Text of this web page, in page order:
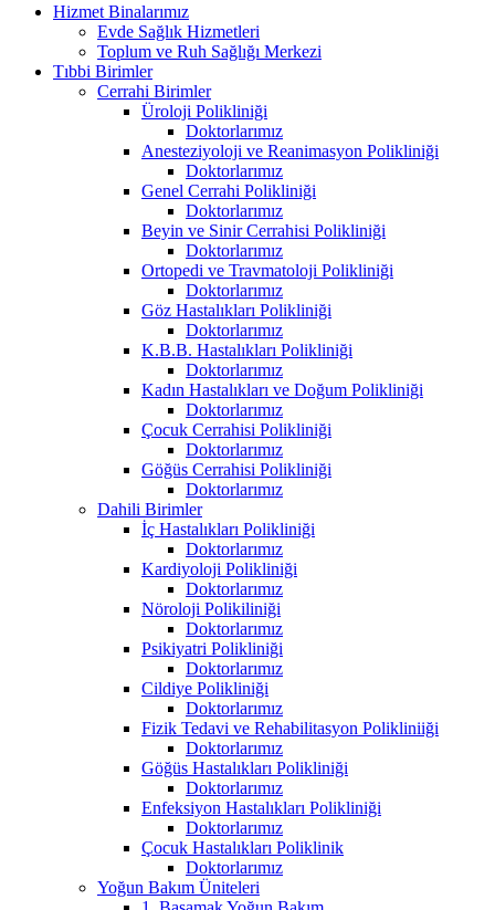
Hizmet Binalarımız
Evde Sağlık Hizmetleri
Toplum ve Ruh Sağlığı Merkezi
Tıbbi Birimler
Cerrahi Birimler
Üroloji Polikliniği
Doktorlarımız
Anesteziyoloji ve Reanimasyon Polikliniği
Doktorlarımız
Genel Cerrahi Polikliniği
Doktorlarımız
Beyin ve Sinir Cerrahisi Polikliniği
Doktorlarımız
Ortopedi ve Travmatoloji Polikliniği
Doktorlarımız
Göz Hastalıkları Polikliniği
Doktorlarımız
K.B.B. Hastalıkları Polikliniği
Doktorlarımız
Kadın Hastalıkları ve Doğum Polikliniği
Doktorlarımız
Çocuk Cerrahisi Polikliniği
Doktorlarımız
Göğüs Cerrahisi Polikliniği
Doktorlarımız
Dahili Birimler
İç Hastalıkları Polikliniği
Doktorlarımız
Kardiyoloji Polikliniği
Doktorlarımız
Nöroloji Polikiliniği
Doktorlarımız
Psikiyatri Polikliniği
Doktorlarımız
Cildiye Polikliniği
Doktorlarımız
Fizik Tedavi ve Rehabilitasyon Polikliniiği
Doktorlarımız
Göğüs Hastalıkları Polikliniği
Doktorlarımız
Enfeksiyon Hastalıkları Polikliniği
Doktorlarımız
Çocuk Hastalıkları Poliklinik
Doktorlarımız
Yoğun Bakım Üniteleri